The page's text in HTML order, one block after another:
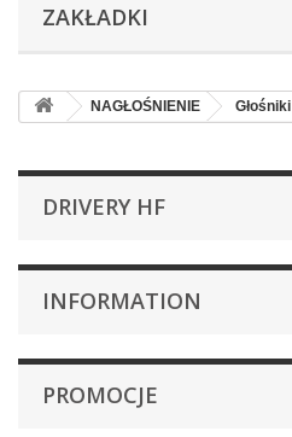
ZAKŁADKI
NAGŁOŚNIENIE Głośniki
DRIVERY HF
INFORMATION
PROMOCJE